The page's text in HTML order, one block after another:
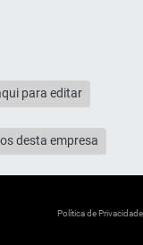
para editar
desta empresa
Política de Privacidade